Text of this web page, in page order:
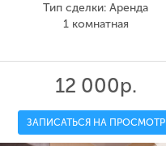
Тип сделки: Аренда
1 комнатная
12 000р.
ЗАПИСАТЬСЯ НА ПРОСМОТР